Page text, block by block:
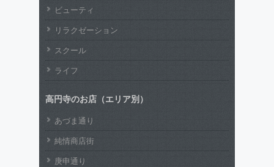
ビューティ
リラクゼーション
スクール
ライフ
高円寺のお店（エリア別）
あづま通り
純情商店街
庚申通り